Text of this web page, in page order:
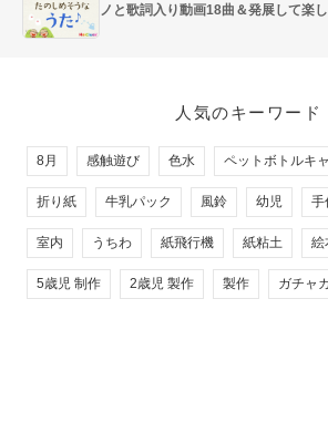
ノと歌詞入り動画18曲＆発展して楽
人気のキーワード
8月 感触遊び 色水 ペットボトルキ
折り紙 牛乳パック 風鈴 幼児 手
室内 うちわ 紙飛行機 紙粘土 絵
5歳児 制作 2歳児 製作 製作 ガチャ